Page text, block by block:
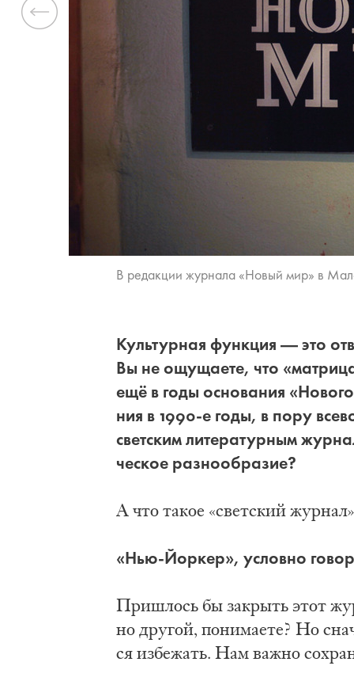
В ре­дак­ции жур­на­ла «Но­вый мир» в
Ми­ха­ил Бу­товСер­гей Ко­стыр­ко Фо­то
Куль­тур­ная функ­ция — это
Вы не ощу­ща­е­те, что
ещё в го­ды осно­ва­ния
ния в 1990-е го­ды, в по­ру
свет­ским ли­те­ра­тур­ным
че­ское раз­но­об­ра­зие?
А что та­кое «свет­ский
«Нью-Йор­кер», услов­но
При­шлось бы за­крыть этот
но дру­гой, по­ни­ма­е­те? Но
ся из­бе­жать. Нам важ­но